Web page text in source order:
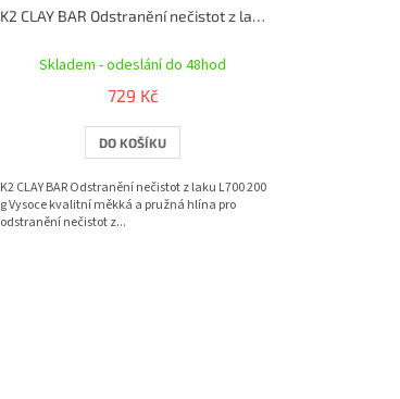
K2 CLAY BAR Odstranění nečistot z laku L700 200 g
hodnocení
produktu
je
5,0
z
hvězdiček.
Skladem - odeslání do 48hod
729 Kč
DO KOŠÍKU
K2 CLAY BAR Odstranění nečistot z laku L700 200
g Vysoce kvalitní měkká a pružná hlína pro
odstranění nečistot z...